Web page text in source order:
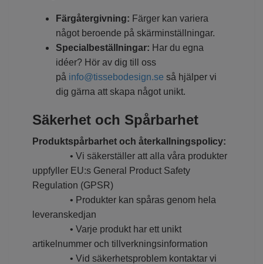
Färgåtergivning: Färger kan variera
något beroende på skärminställningar.
Specialbeställningar: Har du egna
idéer? Hör av dig till oss
på info@tissebodesign.se så hjälper vi
dig gärna att skapa något unikt.
Säkerhet och Spårbarhet
Produktspårbarhet och återkallningspolicy:
• Vi säkerställer att alla våra produkter
uppfyller EU:s General Product Safety
Regulation (GPSR)
• Produkter kan spåras genom hela
leveranskedjan
• Varje produkt har ett unikt
artikelnummer och tillverkningsinformation
• Vid säkerhetsproblem kontaktar vi